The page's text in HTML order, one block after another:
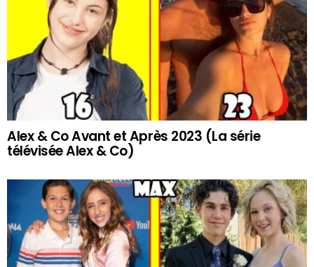
Alex & Co Avant et Après 2023 (La série
télévisée Alex & Co)